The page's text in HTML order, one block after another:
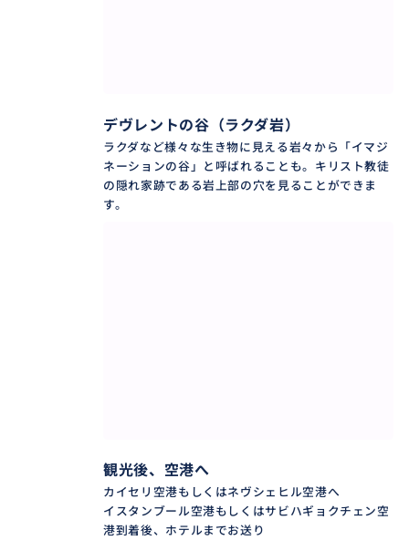
デヴレントの谷（ラクダ岩）
ラクダなど様々な生き物に見える岩々から「イマジ
ネーションの谷」と呼ばれることも。キリスト教徒
の隠れ家跡である岩上部の穴を見ることができま
す。
観光後、空港へ
カイセリ空港もしくはネヴシェヒル空港へ
イスタンブール空港もしくはサビハギョクチェン空
港到着後、ホテルまでお送り